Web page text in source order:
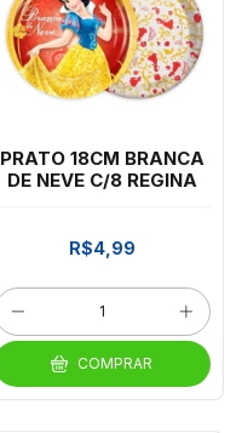
PRATO 18CM BRANCA
DE NEVE C/8 REGINA
R$4,99
COMPRAR